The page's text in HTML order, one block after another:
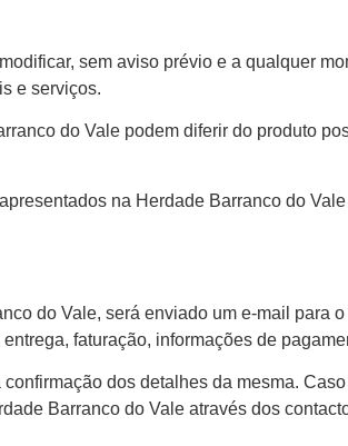
sem aviso prévio e a qualquer
e serviços.
do Vale podem diferir do produto
na Herdade Barranco do
do Vale, será enviado um e-mail para
faturação, informações de
dos detalhes da mesma.
Barranco do Vale através dos